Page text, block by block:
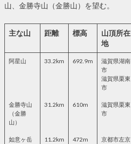
山、金勝寺山（金勝山）を望む。
主な山 距離 標高
山頂所在
地
阿星山 33.2km 692.9m
滋賀県湖南
市
滋賀県栗東
市
金勝寺山
（金勝
山）
31.2km 610m
滋賀県栗東
市
如意ヶ岳 11.2km 472m
京都市左京